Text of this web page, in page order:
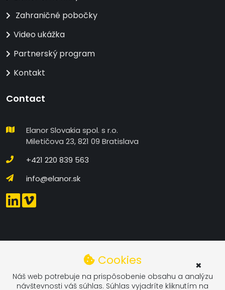
DETAILNÉ NASTAVENIE COOKIES
Technické
Technické Cookies - Technické cookies sa používajú
Cookies
Náš web potrebuje na prispôsobenie obsahu a analýzu
návštevnosti váš súhlas. Súhlas vyjadríte kliknutím na
×
Zahraničné pobočky
Video ukážka
Partnerský program
Kontakt
Contact
Elanor Slovakia spol. s r.o.
Miletičova 23, 821 09 Bratislava
+421 220 839 563
info@elanor.sk